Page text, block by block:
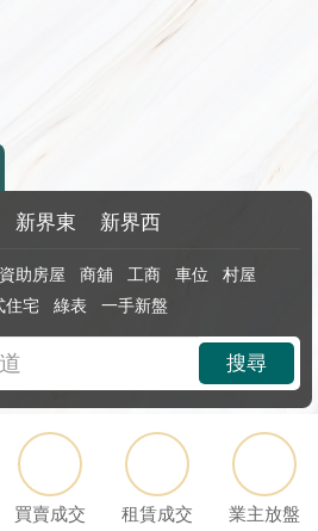
新界東 新界西
助房屋 商舖 工商 車位
村屋
住宅 綠表 一手新盤
搜尋
買賣成交 租賃成交 業主放盤